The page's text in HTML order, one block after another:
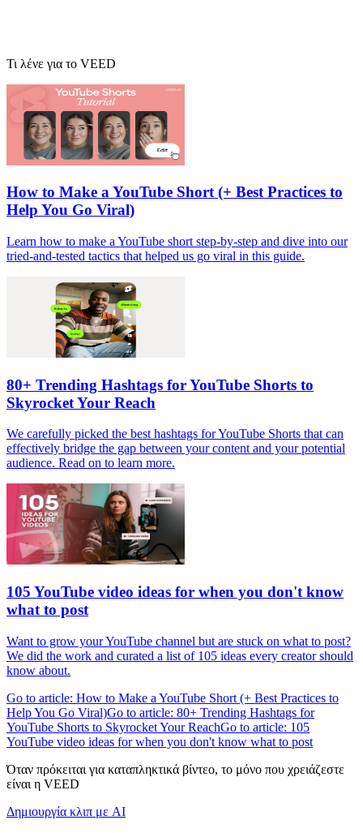
Τι λένε για το VEED
How to Make a YouTube Short (+ Best Practices to
Help You Go Viral)
Learn how to make a YouTube short step-by-step and dive into our
tried-and-tested tactics that helped us go viral in this guide.
80+ Trending Hashtags for YouTube Shorts to
Skyrocket Your Reach
We carefully picked the best hashtags for YouTube Shorts that can
effectively bridge the gap between your content and your potential
audience. Read on to learn more.
105 YouTube video ideas for when you don't know
what to post
Want to grow your YouTube channel but are stuck on what to post?
We did the work and curated a list of 105 ideas every creator should
know about.
Go to article: How to Make a YouTube Short (+ Best Practices to
Help You Go Viral)Go to article: 80+ Trending Hashtags for
YouTube Shorts to Skyrocket Your ReachGo to article: 105
YouTube video ideas for when you don't know what to post
Όταν πρόκειται για καταπληκτικά βίντεο, το μόνο που χρειάζεστε
είναι η VEED
Δημιουργία κλιπ με AI